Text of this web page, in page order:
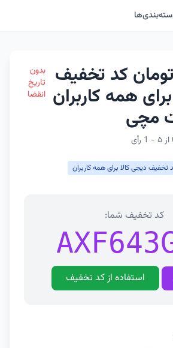
تومان کد تخفیف
همه کاربران
مچی
بدون
تاریخ
انقضا
تخفیف دیجی کالا برای همه کاربران
کد تخفیف شما:
استفاده از کد تخفیف